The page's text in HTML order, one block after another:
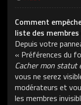
Comment
liste des
Depuis votre
« Préférences du
Cacher mon statut
vous ne serez
modérateurs et
les membres